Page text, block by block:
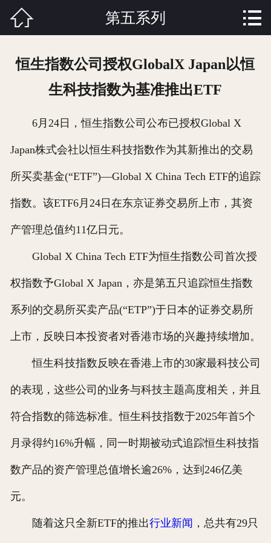
人才招聘
在线留言
 第五系列 
恒生指数公司授权GlobalX Japan以恒
生科技指数为基准推出ETF
6月24日，恒生指数公司公布已授权Global X
Japan株式会社以恒生科技指数作为其新推出的交易
所买卖基金(“ETF”)—Global X China Tech ETF的追踪
指数。该ETF6月24日在东京证券交易所上市，其资
产管理总值约11亿日元。
Global X China Tech ETF为恒生指数公司首次授
权指数予Global X Japan，亦是第五只追踪恒生指数
系列的交易所买卖产品(“ETP”)于日本的证券交易所
上市，反映日本投资者对香港市场的兴趣持续增加。
恒生科技指数反映在香港上市的30家最科技公司
的表现，这些公司的业务与科技主题高度相关，并且
符合指数的筛选标准。恒生科技指数于2025年首5个
月录得约16%升幅，同一时期被动式追踪恒生科技指
数产品的资产管理总值增长逾26%，达到246亿美
元。
随着这只全新ETF的推出行业新闻 ，总共有29只